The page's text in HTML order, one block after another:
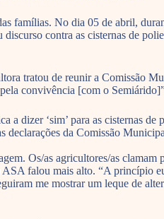
famílias. No dia 05 de abril,
contra as cisternas de
tratou de reunir a Comissão
convivência [com o
a dizer ‘sim’ para as cisternas
da Comissão
Os/as agricultores/as
falou mais alto. “A princípio
me mostrar um leque de